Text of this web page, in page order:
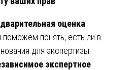
оценка
понять, есть ли в
для экспертизы.
экспертное